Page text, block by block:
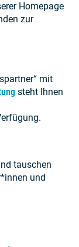
Homepage
zur
mit
steht Ihnen
tauschen
und